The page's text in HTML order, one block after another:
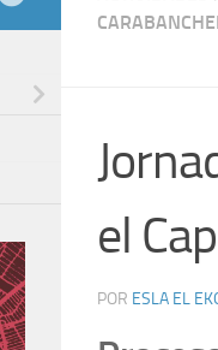
el
POR ESLA EL